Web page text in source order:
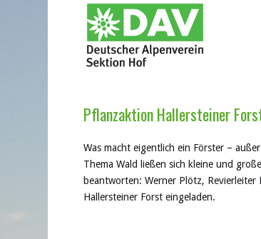
Pflanzaktion Hallersteiner
Was macht eigentlich ein Förster –
Thema Wald ließen sich kleine und
beantworten: Werner Plötz,
Hallersteiner Forst eingeladen.